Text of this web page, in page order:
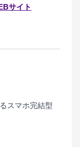
サイト
スマホ完結型